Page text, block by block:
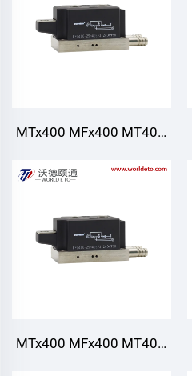
MTx400 MFx400 MT400,
Penyejukan Air
MTx400 MFx400 MT400,